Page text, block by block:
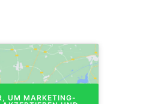
UM MARKETING-